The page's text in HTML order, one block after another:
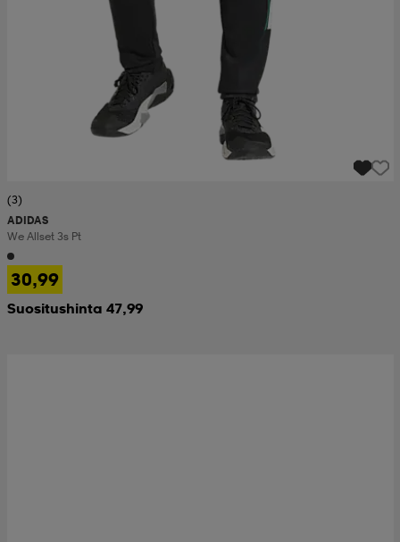
(3)
ADIDAS
We Allset 3s Pt
30,99
Suositushinta 47,99